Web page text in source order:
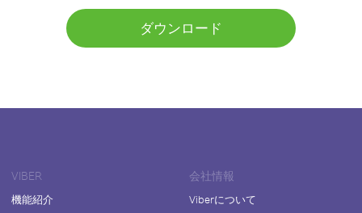
ダウンロード
VIBER
機能紹介
会社情報
Viberについて